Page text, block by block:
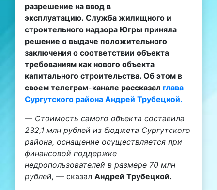
разрешение на ввод в
эксплуатацию. Служба жилищного и
строительного надзора Югры приняла
решение о выдаче положительного
заключения о соответствии объекта
требованиям как нового объекта
капитального строительства. Об этом в
своем телеграм-канале рассказал глава
Сургутского района Андрей Трубецкой.
— Стоимость самого объекта составила
232,1 млн рублей из бюджета Сургутского
района, оснащение осуществляется при
финансовой поддержке
недропользователей в размере 70 млн
рублей, — сказал Андрей Трубецкой.